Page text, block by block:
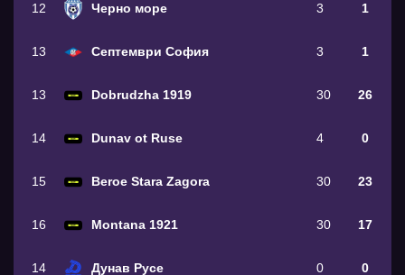
12 Черно море 3 1
13 Септември София 3 1
13 Dobrudzha 1919 30 26
14 Dunav ot Ruse 4 0
15 Beroe Stara Zagora 30 23
16 Montana 1921 30 17
14 Дунав Русе 0 0